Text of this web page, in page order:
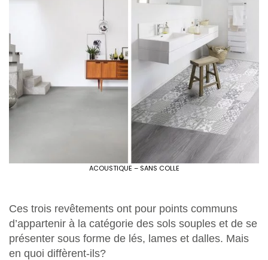
ACOUSTIQUE – SANS COLLE
Ces trois revêtements ont pour points communs
d’appartenir à la catégorie des sols souples et de se
présenter sous forme de lés, lames et dalles. Mais
en quoi diffèrent-ils?